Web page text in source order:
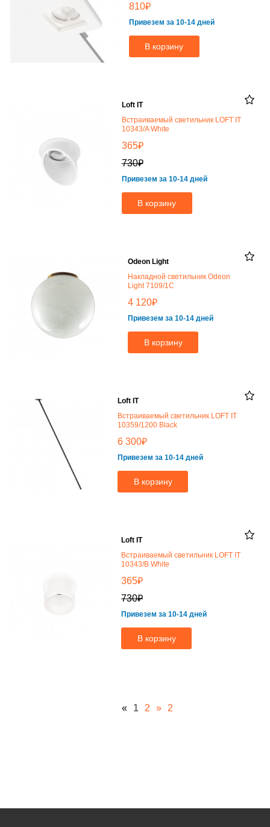
810₽
Привезем за 10-14 дней
В корзину
Loft IT
Встраиваемый светильник LOFT IT
10343/A White
365₽
730₽
Привезем за 10-14 дней
В корзину
Odeon Light
Накладной светильник Odeon
Light 7109/1C
4 120₽
Привезем за 10-14 дней
В корзину
Loft IT
Встраиваемый светильник LOFT IT
10359/1200 Black
6 300₽
Привезем за 10-14 дней
В корзину
Loft IT
Встраиваемый светильник LOFT IT
10343/B White
365₽
730₽
Привезем за 10-14 дней
В корзину
« 1 2 » 2